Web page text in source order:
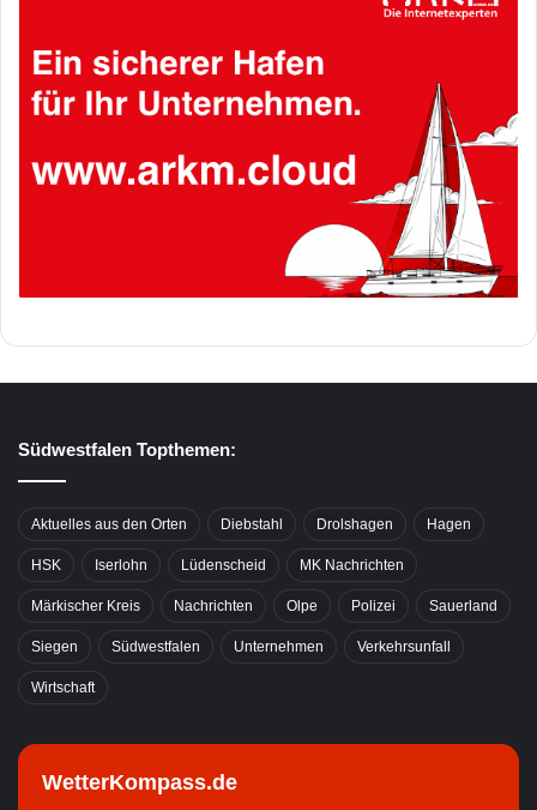
Südwestfalen Topthemen:
Aktuelles aus den Orten Diebstahl Drolshagen Hagen
HSK Iserlohn Lüdenscheid MK Nachrichten
Märkischer Kreis Nachrichten Olpe Polizei Sauerland
Siegen Südwestfalen Unternehmen Verkehrsunfall
Wirtschaft
WetterKompass.de